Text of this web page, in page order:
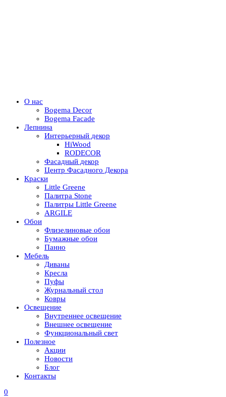
О нас
Bogema Decor
Bogema Facade
Лепнина
Интерьерный декор
HiWood
RODECOR
Фасадный декор
Центр Фасадного Декора
Краски
Little Greene
Палитра Stone
Палитры Little Greene
ARGILE
Обои
Флизелиновые обои
Бумажные обои
Панно
Мебель
Диваны
Кресла
Пуфы
Журнальный стол
Ковры
Освещение
Внутреннее освещение
Внешнее освещение
Функциональный свет
Полезное
Акции
Новости
Блог
Контакты
0